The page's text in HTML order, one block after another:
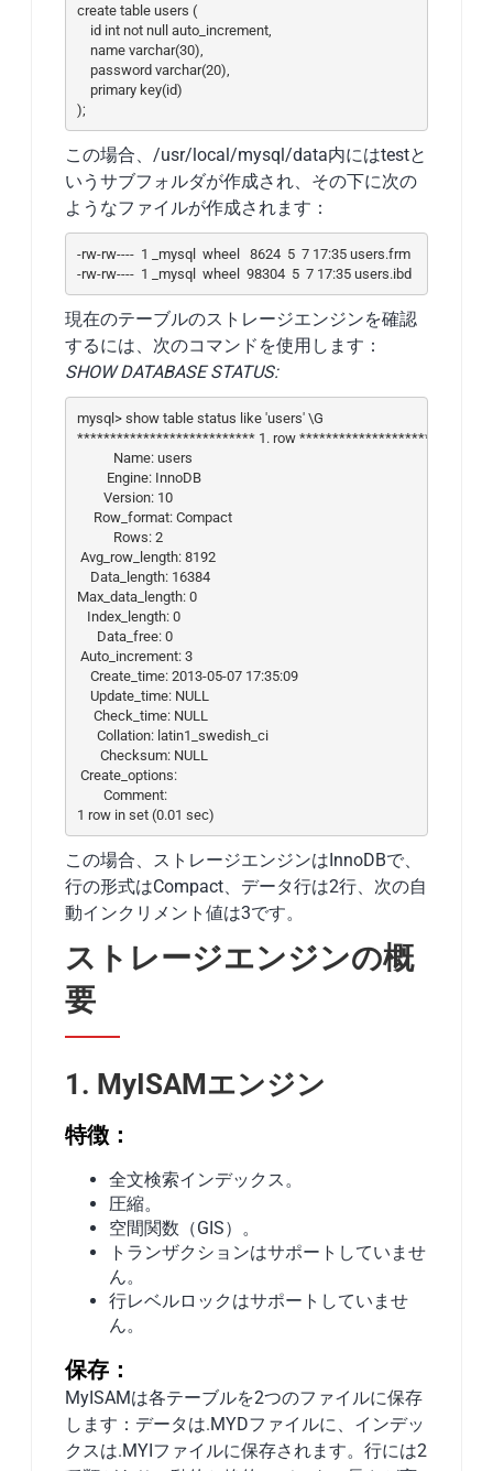
create table users (
    id int not null auto_increment,
    name varchar(30),
    password varchar(20),
    primary key(id)
);
この場合、/usr/local/mysql/data内にはtestと
いうサブフォルダが作成され、その下に次の
ようなファイルが作成されます：
-rw-rw----  1 _mysql  wheel   8624  5  7 17:35 users.frm
-rw-rw----  1 _mysql  wheel  98304  5  7 17:35 users.ibd
現在のテーブルのストレージエンジンを確認
するには、次のコマンドを使用します：
SHOW DATABASE STATUS:
mysql> show table status like 'users' \G
*************************** 1. row ***************************
           Name: users
         Engine: InnoDB
        Version: 10
     Row_format: Compact
           Rows: 2
Avg_row_length: 8192
    Data_length: 16384
Max_data_length: 0
   Index_length: 0
      Data_free: 0
Auto_increment: 3
    Create_time: 2013-05-07 17:35:09
    Update_time: NULL
     Check_time: NULL
      Collation: latin1_swedish_ci
       Checksum: NULL
Create_options:
        Comment:
1 row in set (0.01 sec)
この場合、ストレージエンジンはInnoDBで、
行の形式はCompact、データ行は2行、次の自
動インクリメント値は3です。
ストレージエンジンの概
要
1. MyISAMエンジン
特徴：
全文検索インデックス。
圧縮。
空間関数（GIS）。
トランザクションはサポートしていませ
ん。
行レベルロックはサポートしていませ
ん。
保存：
MyISAMは各テーブルを2つのファイルに保存
します：データは.MYDファイルに、インデッ
クスは.MYIファイルに保存されます。行には2